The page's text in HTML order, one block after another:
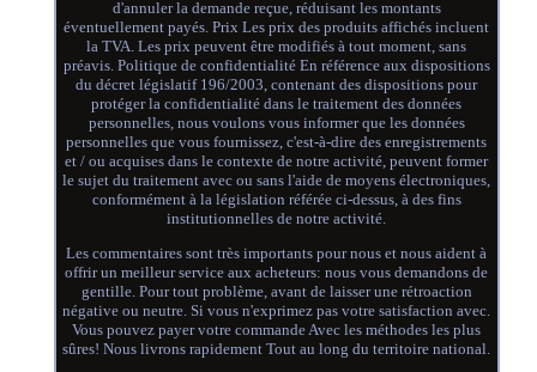
d'annuler la demande reçue, réduisant les montants
éventuellement payés. Prix Les prix des produits affichés incluent
la TVA. Les prix peuvent être modifiés à tout moment, sans
préavis. Politique de confidentialité En référence aux dispositions
du décret législatif 196/2003, contenant des dispositions pour
protéger la confidentialité dans le traitement des données
personnelles, nous voulons vous informer que les données
personnelles que vous fournissez, c'est-à-dire des enregistrements
et / ou acquises dans le contexte de notre activité, peuvent former
le sujet du traitement avec ou sans l'aide de moyens électroniques,
conformément à la législation référée ci-dessus, à des fins
institutionnelles de notre activité.
Les commentaires sont très importants pour nous et nous aident à
offrir un meilleur service aux acheteurs: nous vous demandons de
gentille. Pour tout problème, avant de laisser une rétroaction
négative ou neutre. Si vous n'exprimez pas votre satisfaction avec.
Vous pouvez payer votre commande Avec les méthodes les plus
sûres! Nous livrons rapidement Tout au long du territoire national.